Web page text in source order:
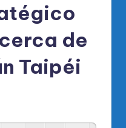
de
Taipéi